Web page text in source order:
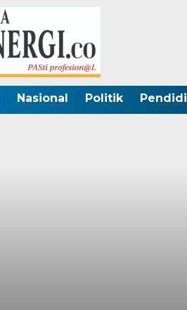
Nasional Politik